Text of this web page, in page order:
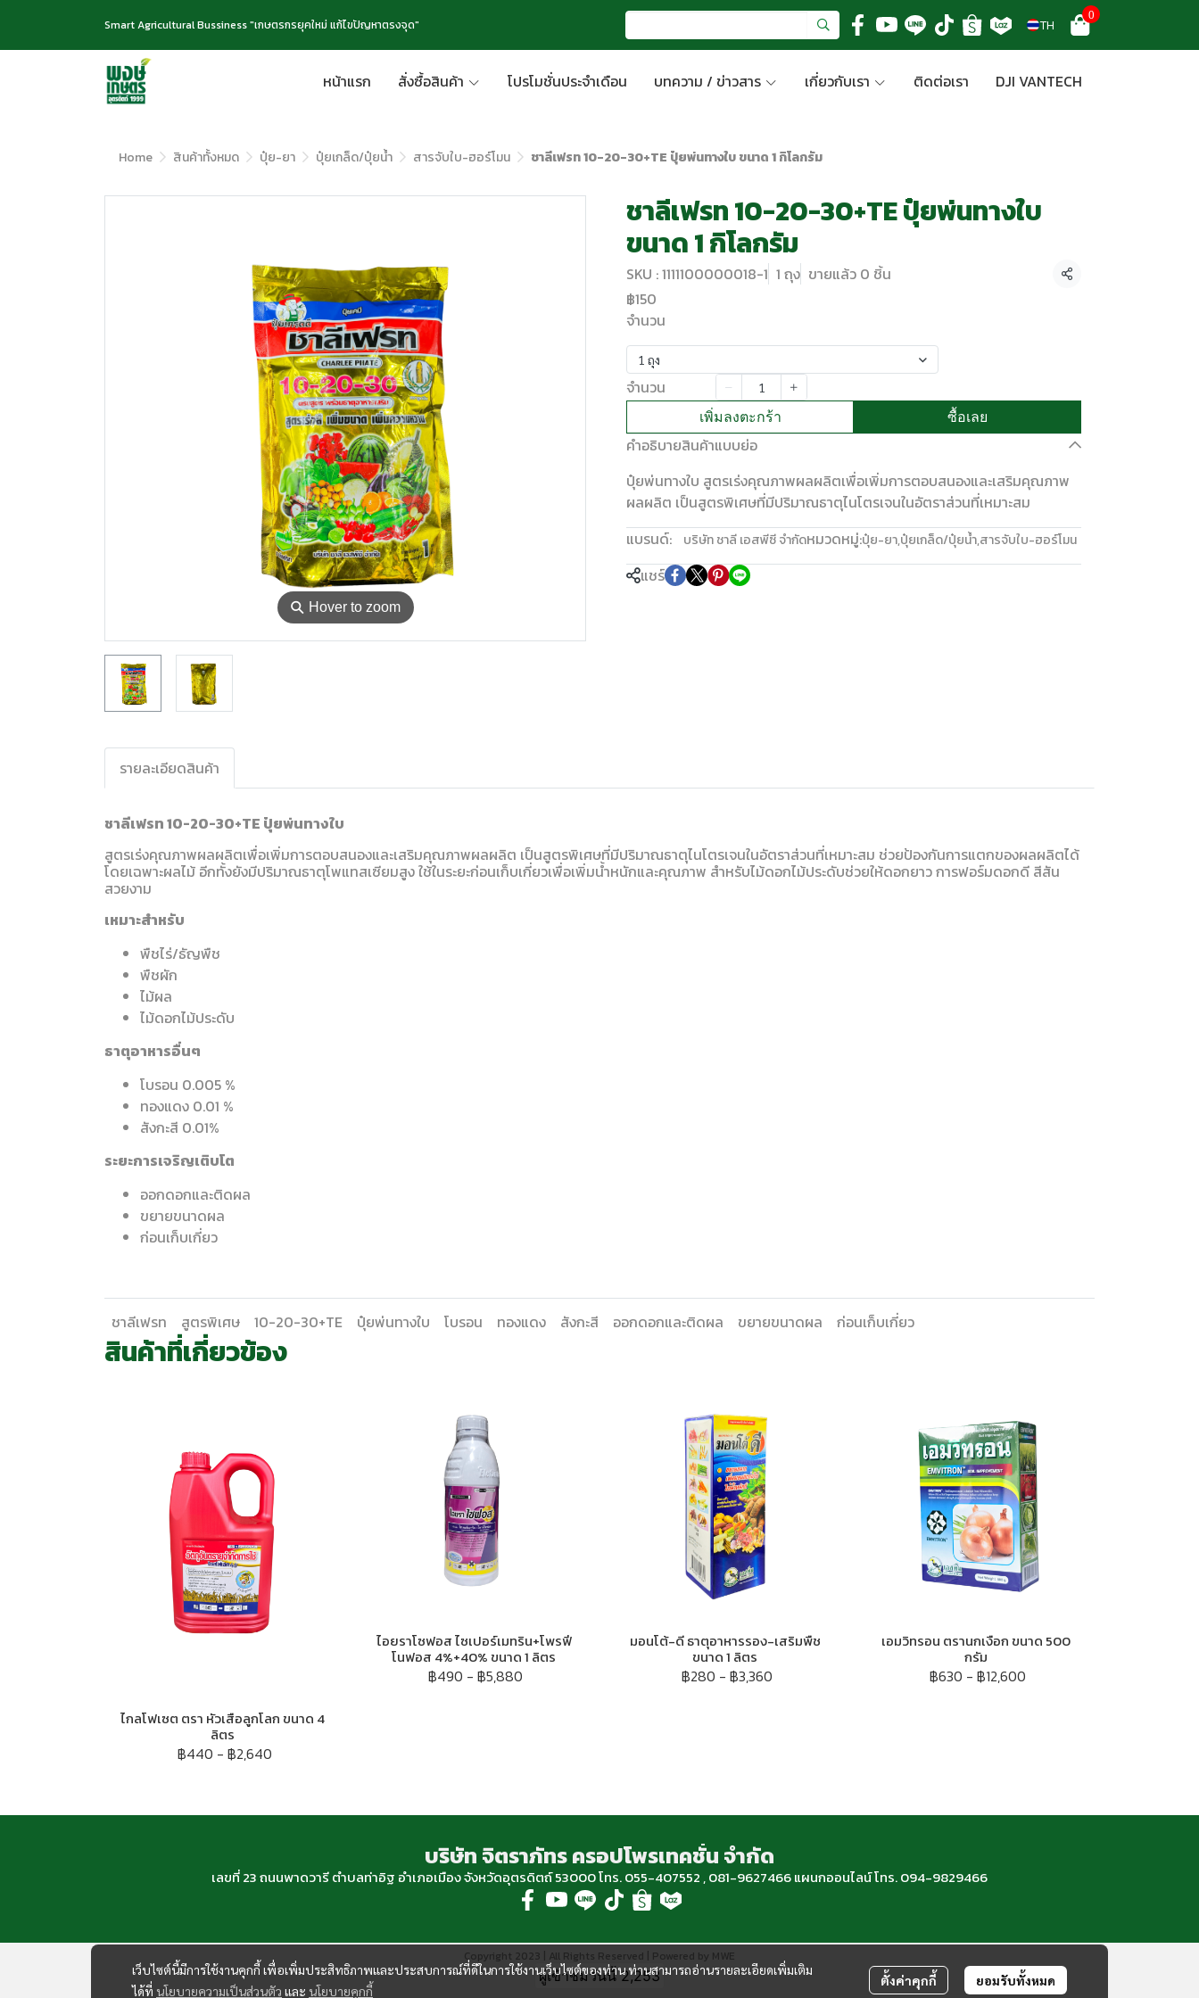
Smart Agricultural Bussiness "เกษตรกรยุคใหม่ แก้ไขปัญหาตรงจุด" TH
0
หน้าแรก สั่งซื้อสินค้า โปรโมชั่นประจำเดือน บทความ / ข่าวสาร เกี่ยวกับเรา ติดต่อเรา DJI VANTECH
Home สินค้าทั้งหมด ปุ๋ย-ยา ปุ๋ยเกล็ด/ปุ๋ยน้ำ สารจับใบ-ฮอร์โมน ชาลีเฟรท 10-20-30+TE ปุ๋ยพ่นทางใบ ขนาด 1 กิโลกรัม
⚲ Hover to zoom
ชาลีเฟรท 10-20-30+TE ปุ๋ยพ่นทางใบ
ขนาด 1 กิโลกรัม
SKU : 1111100000018-1 1 ถุง ขายแล้ว 0 ชิ้น แชร์
฿150
จำนวน
1 ถุง
จำนวน
เพิ่มลงตะกร้า ซื้อเลย
คำอธิบายสินค้าแบบย่อ
ปุ๋ยพ่นทางใบ สูตรเร่งคุณภาพผลผลิตเพื่อเพิ่มการตอบสนองและเสริมคุณภาพ
ผลผลิต เป็นสูตรพิเศษที่มีปริมาณธาตุไนโตรเจนในอัตราส่วนที่เหมาะสม
แบรนด์:
บริษัท ชาลี เอสพีซี จำกัดหมวดหมู่:ปุ๋ย-ยา,ปุ๋ยเกล็ด/ปุ๋ยน้ำ,สารจับใบ-ฮอร์โมน
แชร์
รายละเอียดสินค้า
ชาลีเฟรท 10-20-30+TE ปุ๋ยพ่นทางใบ
สูตรเร่งคุณภาพผลผลิตเพื่อเพิ่มการตอบสนองและเสริมคุณภาพผลผลิต เป็นสูตรพิเศษที่มีปริมาณธาตุไนโตรเจนในอัตราส่วนที่เหมาะสม ช่วยป้องกันการแตกของผลผลิตได้
โดยเฉพาะผลไม้ อีกทั้งยังมีปริมาณธาตุโพแทสเซียมสูง ใช้ในระยะก่อนเก็บเกี่ยวเพื่อเพิ่มน้ำหนักและคุณภาพ สำหรับไม้ดอกไม้ประดับช่วยให้ดอกยาว การฟอร์มดอกดี สีสัน
สวยงาม
เหมาะสำหรับ
พืชไร่/ธัญพืช
พืชผัก
ไม้ผล
ไม้ดอกไม้ประดับ
ธาตุอาหารอื่นๆ
โบรอน 0.005 %
ทองแดง 0.01 %
สังกะสี 0.01%
ระยะการเจริญเติบโต
ออกดอกและติดผล
ขยายขนาดผล
ก่อนเก็บเกี่ยว
ชาลีเฟรท สูตรพิเศษ 10-20-30+TE ปุ๋ยพ่นทางใบ โบรอน ทองแดง สังกะสี ออกดอกและติดผล ขยายขนาดผล ก่อนเก็บเกี่ยว
สินค้าที่เกี่ยวข้อง
ไกลโฟเซต ตรา หัวเสือลูกโลก ขนาด 4
ลิตร
฿440 - ฿2,640
ไอยราโซฟอส ไซเปอร์เมทริน+โพรฟี
โนฟอส 4%+40% ขนาด 1 ลิตร
฿490 - ฿5,880
มอนโต้-ดี ธาตุอาหารรอง-เสริมพืช
ขนาด 1 ลิตร
฿280 - ฿3,360
เอมวิทรอน ตรานกเงือก ขนาด 500
กรัม
฿630 - ฿12,600
เว็บไซต์นี้มีการใช้งานคุกกี้ เพื่อเพิ่มประสิทธิภาพและประสบการณ์ที่ดีในการใช้งานเว็บไซต์ของท่าน ท่านสามารถอ่านรายละเอียดเพิ่มเติม
ได้ที่ นโยบายความเป็นส่วนตัว และ นโยบายคุกกี้
ตั้งค่าคุกกี้ ยอมรับทั้งหมด
บริษัท จิตราภัทร ครอปโพรเทคชั่น จำกัด
เลขที่ 23 ถนนพาดวารี ตำบลท่าอิฐ อำเภอเมือง จังหวัดอุตรดิตถ์ 53000 โทร. 055-407552 , 081-9627466 แผนกออนไลน์ โทร. 094-9829466
Copyright 2023 | All Rights Reserved | Powered by MWE
ผู้เข้าชมวันนี้2,253